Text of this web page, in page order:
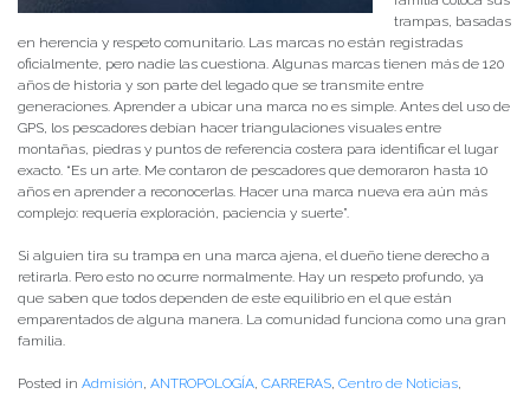
trampas, basadas
en herencia y respeto comunitario. Las marcas no están registradas
oficialmente, pero nadie las cuestiona. Algunas marcas tienen más de 120
años de historia y son parte del legado que se transmite entre
generaciones. Aprender a ubicar una marca no es simple. Antes del uso de
GPS, los pescadores debían hacer triangulaciones visuales entre
montañas, piedras y puntos de referencia costera para identificar el lugar
exacto. “Es un arte. Me contaron de pescadores que demoraron hasta 10
años en aprender a reconocerlas. Hacer una marca nueva era aún más
complejo: requería exploración, paciencia y suerte”.
Si alguien tira su trampa en una marca ajena, el dueño tiene derecho a
retirarla. Pero esto no ocurre normalmente. Hay un respeto profundo, ya
que saben que todos dependen de este equilibrio en el que están
emparentados de alguna manera. La comunidad funciona como una gran
familia.
Posted in Admisión, ANTROPOLOGÍA, CARRERAS, Centro de Noticias,